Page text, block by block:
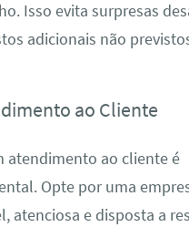
Isso evita surpresas
adicionais não
ao Cliente
atendimento ao cliente é
Opte por uma
atenciosa e disposta a